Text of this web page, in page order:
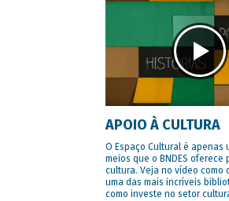
APOIO À CULTURA
O Espaço Cultural é apenas
meios que o BNDES oferece
cultura. Veja no vídeo como
uma das mais incríveis
como investe no setor